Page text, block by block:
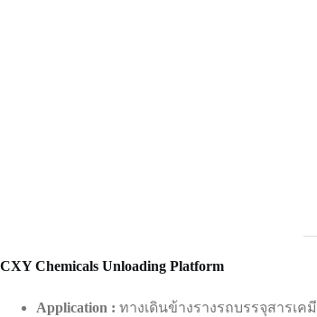
CXY Chemicals Unloading Platform
Application : ทางเดินข้างรางรถบรรจุสารเคมี